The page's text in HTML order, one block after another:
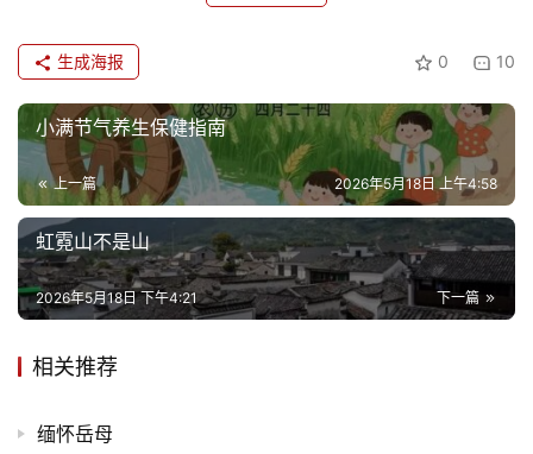
0 10
生成海报
小满节气养生保健指南
上一篇 2026年5月18日 上午4:58
虹霓山不是山
下一篇
2026年5月18日 下午4:21
相关推荐
缅怀岳母